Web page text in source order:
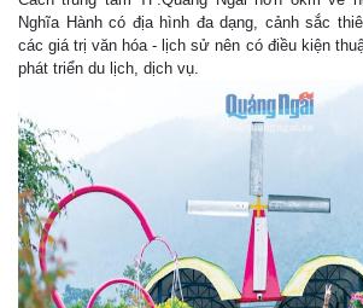
Nghĩa Hành có địa hình đa dạng, cảnh sắc
các giá trị văn hóa - lịch sử nên có điều kiện
phát triển du lịch, dịch vụ.